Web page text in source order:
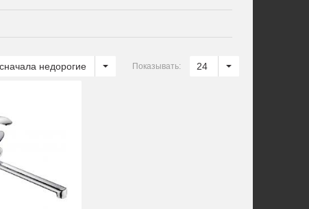
Показывать: 24
недорогие